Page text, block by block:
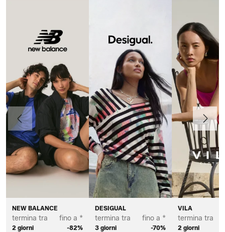
NEW BALANCE
termina tra
2 giorni
fino a *
-82%
DESIGUAL
termina tra
3 giorni
fino a *
-70%
VILA
termina tra
2 giorni
Precedente Avanti